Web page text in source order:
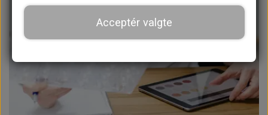
Acceptér valgte